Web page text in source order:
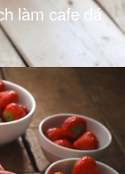
làm cafe đá